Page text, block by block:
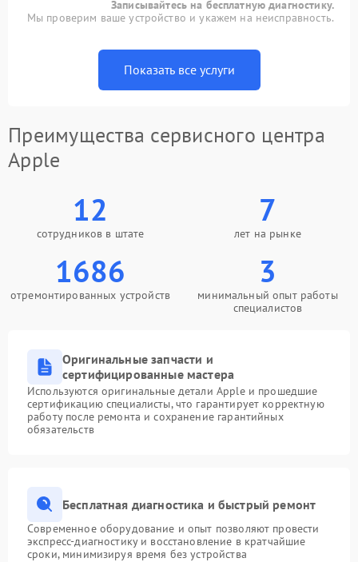
Записывайтесь на бесплатную диагностику.
Мы проверим ваше устройство и укажем на неисправность.
Показать все услуги
Преимущества сервисного центра
Apple
12
сотрудников в штате
7
лет на рынке
1686
отремонтированных устройств
3
минимальный опыт работы
специалистов
Оригинальные запчасти и
сертифицированные мастера
Используются оригинальные детали Apple и прошедшие
сертификацию специалисты, что гарантирует корректную
работу после ремонта и сохранение гарантийных
обязательств
Бесплатная диагностика и быстрый ремонт
Современное оборудование и опыт позволяют провести
экспресс-диагностику и восстановление в кратчайшие
сроки, минимизируя время без устройства